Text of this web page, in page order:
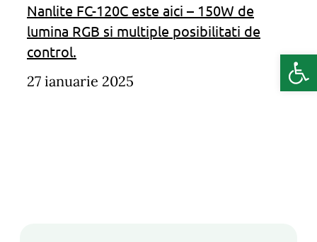
Nanlite FC-120C este aici – 150W de
lumina RGB si multiple posibilitati de
control.
27 ianuarie 2025